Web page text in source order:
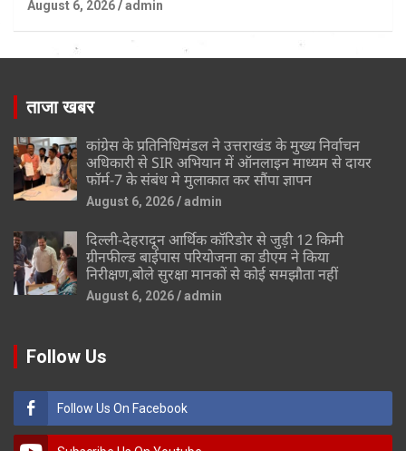
August 6, 2026 admin
ताजा खबर
कांग्रेस के प्रतिनिधिमंडल ने उत्तराखंड के मुख्य निर्वाचन
अधिकारी से SIR अभियान में ऑनलाइन माध्यम से दायर
फॉर्म-7 के संबंध मे मुलाकात कर सौंपा ज्ञापन
August 6, 2026 admin
दिल्ली-देहरादून आर्थिक कॉरिडोर से जुड़ी 12 किमी
ग्रीनफील्ड बाईपास परियोजना का डीएम ने किया
निरीक्षण,बोले सुरक्षा मानकों से कोई समझौता नहीं
August 6, 2026 admin
Follow Us
Follow Us On Facebook